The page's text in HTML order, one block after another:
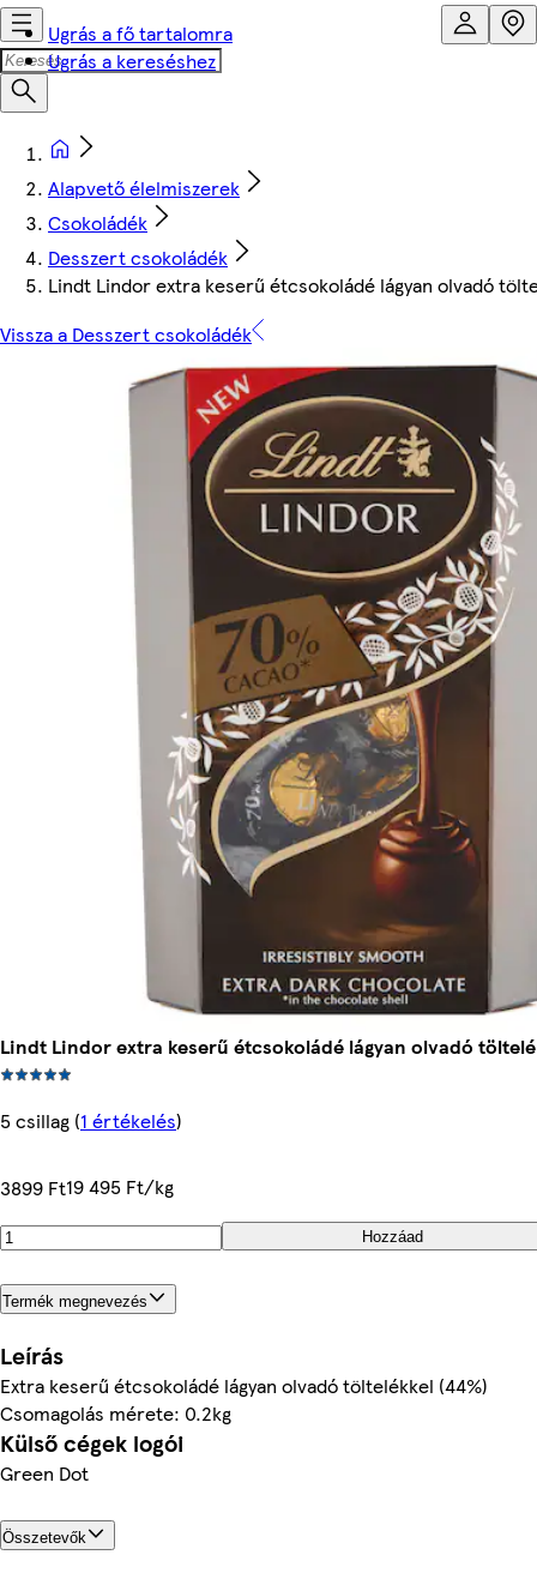
Ugrás a fő tartalomra
Ugrás a kereséshez
Alapvető élelmiszerek
Csokoládék
Desszert csokoládék
Lindt Lindor extra keserű étcsokoládé lágyan olvadó
Vissza a Desszert csokoládék
Lindt Lindor extra keserű étcsokoládé lágyan olvadó
5 csillag (1 értékelés)
3899 Ft19 495 Ft/kg
Hozzáad
Termék megnevezés
Leírás
Extra keserű étcsokoládé lágyan olvadó töltelékkel (44%)
Csomagolás mérete: 0.2kg
Külső cégek logói
Green Dot
Összetevők